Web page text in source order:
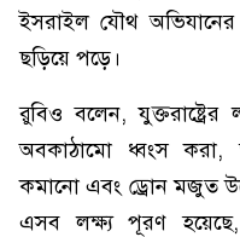
ইসরাইল যৌথ অভিযানের
ছড়িয়ে পড়ে।
রুবিও বলেন, যুক্তরাষ্ট্রের
অবকাঠামো ধ্বংস করা,
কমানো এবং ড্রোন মজুত
এসব লক্ষ্য পূরণ হয়েছে,